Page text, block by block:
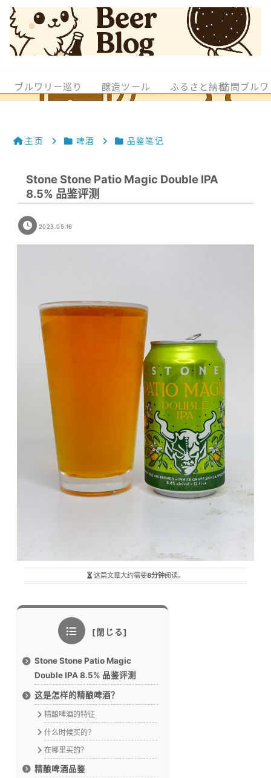
ブルワリー巡り 醸造ツール ふるさと納税訪問ブル
主页 啤酒 品鉴笔记
Stone Stone Patio Magic Double IPA
8.5% 品鉴评测
2023.05.16
这篇文章大约需要8分钟阅读。
Stone Stone Patio Magic
Double IPA 8.5% 品鉴评测
这是怎样的精酿啤酒？
精酿啤酒的特征
什么时候买的？
在哪里买的？
精酿啤酒品鉴